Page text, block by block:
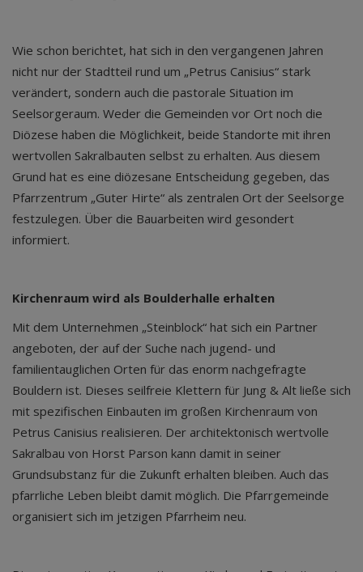
Wie schon berichtet, hat sich in den vergangenen Jahren
nicht nur der Stadtteil rund um „Petrus Canisius“ stark
verändert, sondern auch die pastorale Situation im
Seelsorgeraum. Weder die Gemeinden vor Ort noch die
Diözese haben die Möglichkeit, beide Standorte mit ihren
wertvollen Sakralbauten selbst zu erhalten. Aus diesem
Grund hat es eine diözesane Entscheidung gegeben, das
Pfarrzentrum „Guter Hirte“ als zentralen Ort der Seelsorge
festzulegen. Über die Bauarbeiten wird gesondert
informiert.
Kirchenraum wird als Boulderhalle erhalten
Mit dem Unternehmen „Steinblock“ hat sich ein Partner
angeboten, der auf der Suche nach jugend- und
familientauglichen Orten für das enorm nachgefragte
Bouldern ist. Dieses seilfreie Klettern für Jung & Alt ließe sich
mit spezifischen Einbauten im großen Kirchenraum von
Petrus Canisius realisieren. Der architektonisch wertvolle
Sakralbau von Horst Parson kann damit in seiner
Grundsubstanz für die Zukunft erhalten bleiben. Auch das
pfarrliche Leben bleibt damit möglich. Die Pfarrgemeinde
organisiert sich im jetzigen Pfarrheim neu.